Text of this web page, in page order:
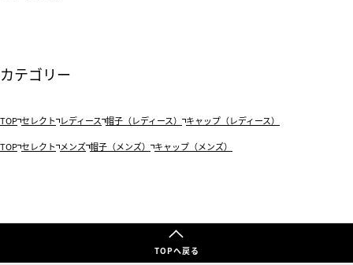
カテゴリー
TOP セレクト レディース 帽子（レディース） キャップ（レディース）
TOP セレクト メンズ 帽子（メンズ） キャップ（メンズ）
TOPへ戻る